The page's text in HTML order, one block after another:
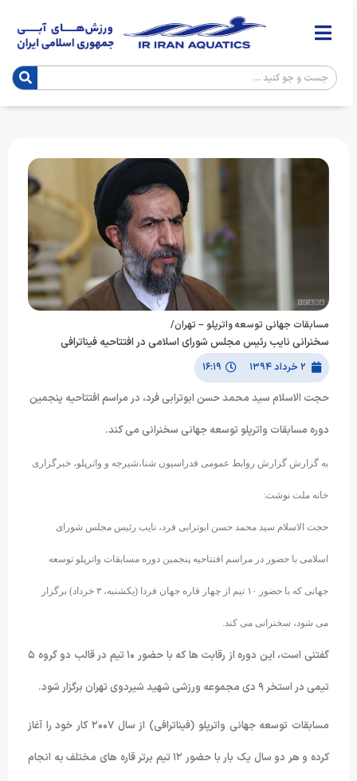
مسابقات جهانی توسعه واترپلو – تهران/
سخنرانی نایب رئیس مجلس شورای اسلامی در افتتاحیه فیناترافی
۲ خرداد ۱۳۹۴ ۱۶:۱۹
حجت الاسلام سید محمد حسن ابوترابی فرد، در مراسم افتتاحیه پنجمین
دوره مسابقات واترپلو توسعه جهانی سخنرانی می کند.
به گزارش گزارش روابط عمومی فدراسیون شنا،شیرجه و واترپلو، خبرگزاری
خانه ملت نوشت:
حجت الاسلام سید محمد حسن ابوترابی فرد، نایب رئیس مجلس شورای
اسلامی با حضور در مراسم افتتاحیه پنجمین دوره مسابقات واترپلو توسعه
جهانی که با حضور ۱۰ تیم از چهار قاره جهان فردا (یکشنبه، ۳ خرداد) برگزار
می شود، سخنرانی می کند.
گفتنی است، این دوره از رقابت ها که با حضور ۱۰ تیم در قالب دو گروه ۵
تیمی در استخر ۹ دی مجموعه ورزشی شهید شیردوی تهران برگزار شود.
مسابقات توسعه جهانی واترپلو (فیناترافی) از سال ۲۰۰۷ کار خود را آغاز
کرده و هر دو سال یک بار با حضور ۱۲ تیم برتر قاره های مختلف به انجام